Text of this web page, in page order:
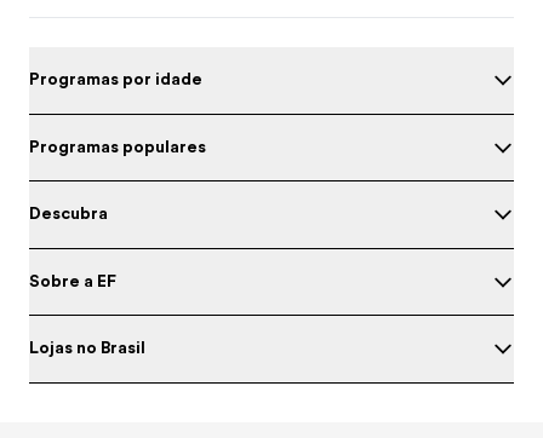
Programas por idade
Programas populares
Descubra
Sobre a EF
Lojas no Brasil